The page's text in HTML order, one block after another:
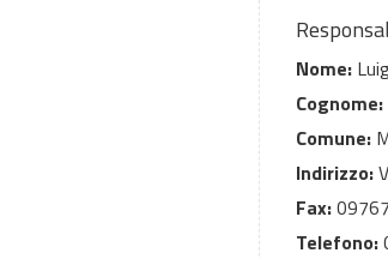
Nome:
Cognome:
Comune:
Indirizzo:
Fax:
Telefono: